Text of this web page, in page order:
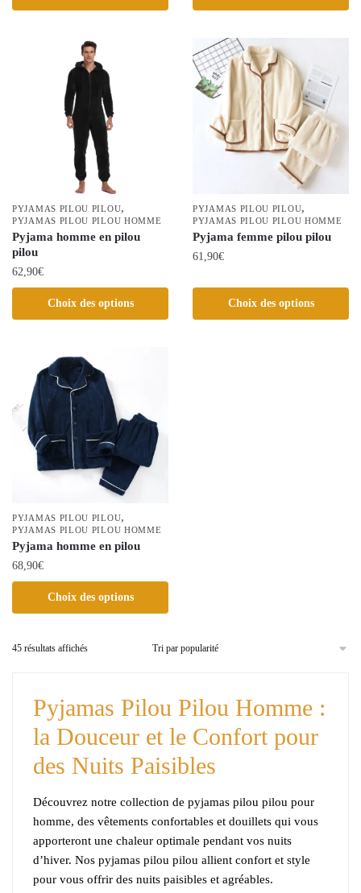
produit
la
page
du
produit
produit
plusieurs
variations.
Les
peuvent
la
page
du
produit
PYJAMAS PILOU PILOU,
PYJAMAS PILOU PILOU HOMME
Pyjama homme en pilou
pilou
62,90€
Choix des options
produit
plusieurs
variations.
options
peuvent
choisies
la
page
du
produit
PYJAMAS PILOU PILOU,
PYJAMAS PILOU PILOU HOMME
Pyjama femme pilou pilou
61,90€
Choix des options
a
PYJAMAS PILOU PILOU,
PYJAMAS PILOU PILOU HOMME
Pyjama homme en pilou
68,90€
Choix des options
produit
plusieurs
options
peuvent
choisies
page
produit
45 résultats affichés
Pyjamas Pilou Pilou Homme :
la Douceur et le Confort pour
des Nuits Paisibles
Découvrez notre collection de pyjamas pilou pilou pour
homme, des vêtements confortables et douillets qui vous
apporteront une chaleur optimale pendant vos nuits
d’hiver. Nos pyjamas pilou pilou allient confort et style
pour vous offrir des nuits paisibles et agréables.